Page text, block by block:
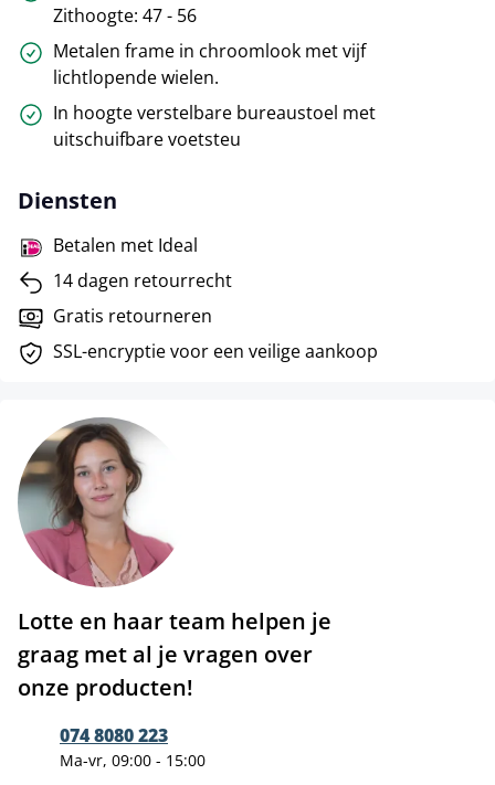
Zithoogte: 47 - 56
Metalen frame in chroomlook met vijf
lichtlopende wielen.
In hoogte verstelbare bureaustoel met
uitschuifbare voetsteu
Diensten
Betalen met Ideal
14 dagen retourrecht
Gratis retourneren
SSL-encryptie voor een veilige aankoop
Lotte en haar team helpen je
graag met al je vragen over
onze producten!
074 8080 223
Ma-vr, 09:00 - 15:00